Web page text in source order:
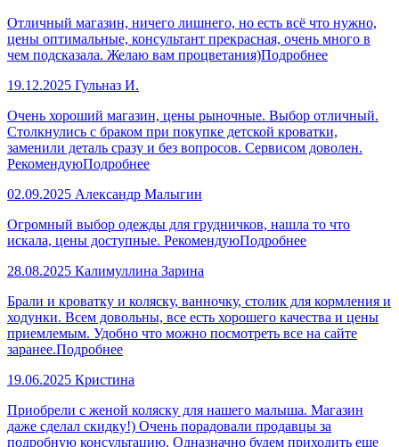
Отличный магазин, ничего лишнего, но есть всё что нужно,
цены оптимальные, консультант прекрасная, очень много в
чем подсказала. Желаю вам процветания)Подробнее
19.12.2025 Гульназ И.
Очень хороший магазин, цены рыночные. Выбор отличный.
Столкнулись с браком при покупке детской кроватки,
заменили деталь сразу и без вопросов. Сервисом доволен.
РекомендуюПодробнее
02.09.2025 Александр Малыгин
Огромный выбор одежды для грудничков, нашла то что
искала, цены доступные. РекомендуюПодробнее
28.08.2025 Калимуллина Зарина
Брали и кроватку и коляску, ванночку, столик для кормления и
ходунки. Всем довольны, все есть хорошего качества и цены
приемлемым. Удобно что можно посмотреть все на сайте
заранее.Подробнее
19.06.2025 Кристина
Приобрели с женой коляску для нашего малыша. Магазин
даже сделал скидку!) Очень порадовали продавцы за
подробную консультацию. Одназначно будем приходить еще